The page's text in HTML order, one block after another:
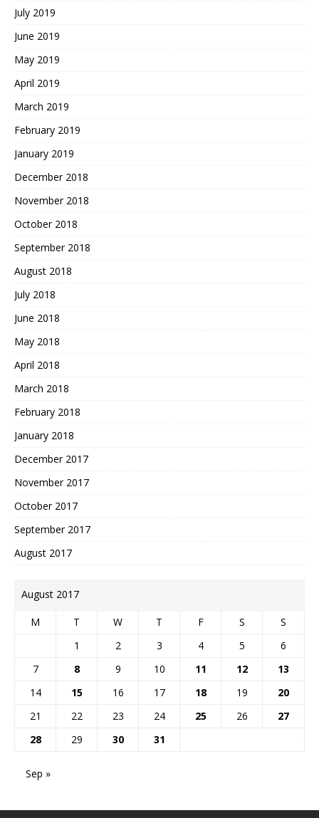
July 2019
June 2019
May 2019
April 2019
March 2019
February 2019
January 2019
December 2018
November 2018
October 2018
September 2018
August 2018
July 2018
June 2018
May 2018
April 2018
March 2018
February 2018
January 2018
December 2017
November 2017
October 2017
September 2017
August 2017
August 2017
M T W T F S
S
1
2 3 4 5
6
7
8 9 10 11 12
13
14
15 16 17 18 19
20
21
22 23 24 25 26
27
28
29 30 31
Sep »